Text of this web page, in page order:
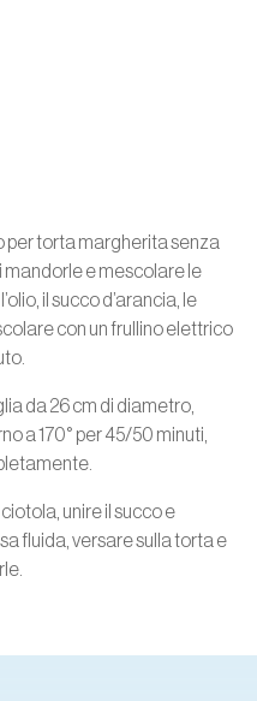
per torta margherita senza
mandorle e mescolare le
il succo d’arancia, le
con un frullino elettrico
da 26 cm di diametro,
a 170° per 45/50 minuti,
unire il succo e
fluida, versare sulla torta e